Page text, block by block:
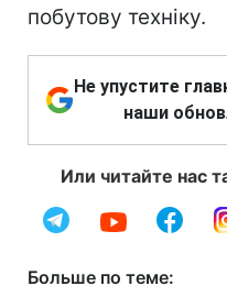
побутову техніку.
Не упустите
наши
Или читайте нас
Больше по теме: